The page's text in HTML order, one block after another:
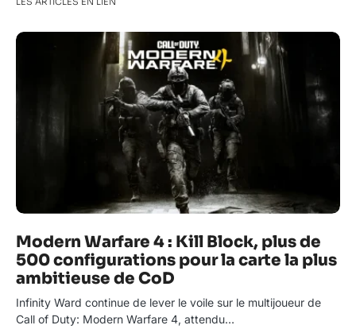
Modern Warfare 4 : Kill Block, plus de
500 configurations pour la carte la plus
ambitieuse de CoD
Infinity Ward continue de lever le voile sur le multijoueur de
Call of Duty: Modern Warfare 4, attendu…